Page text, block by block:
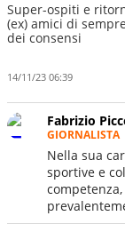
Super-ospiti e
(ex) amici di
dei consensi
14/11/23 06:39
Fabrizio
GIORNALISTA
Nella sua
sportive e